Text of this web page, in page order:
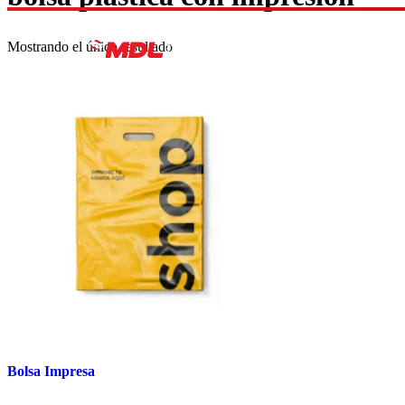
Mostrando el único resultado
Bolsa Impresa